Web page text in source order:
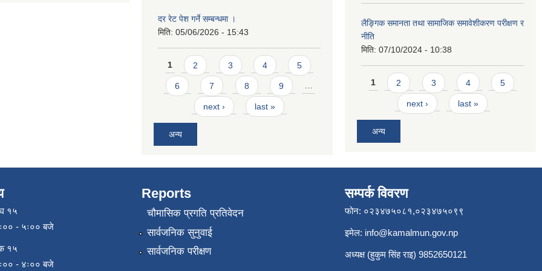
दर रेट पेश गर्ने सम्बन्धमा ।
मिति: 05/06/2026 - 15:43
Pages
1 2 3 4 5
6 7 8 9 …
next › last »
अन्य
लैङ्गिक समानता तथा सामाजिक समावेशीकरण परीक्षण र
नीति
मिति: 07/10/2024 - 10:38
Pages
1 2 3 4 5
next › last »
अन्य
१५
- ५ः०० बजे
१५
- ४ः०० बजे
Reports
चौमासिक प्रगति प्रतिवेदन
सार्वजनिक सुनुवाई
सार्वजनिक परीक्षण
सम्पर्क विवरण
फोन: ०२३४७५०८१,०२३४७५०९९
इमेल: info@kamalmun.gov.np
अध्यक्ष (हुकुम सिंह राइ) 9852650121